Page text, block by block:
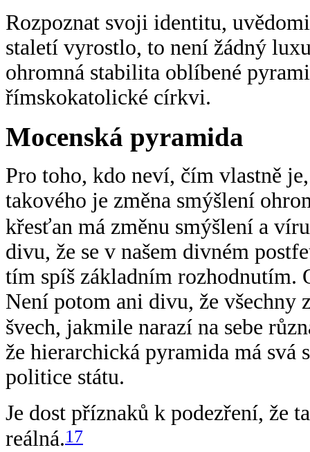
Rozpoznat svoji identitu,
staletí vyrostlo, to není žádný
ohromná stabilita oblíbené
římskokatolické církvi.
Mocenská pyramida
Pro toho, kdo neví, čím vlastně
takového je změna smýšlení
křesťan má změnu smýšlení a
divu, že se v našem divném
tím spíš základním rozhodnutím.
Není potom ani divu, že všechny
švech, jakmile narazí na sebe
že hierarchická pyramida má svá
politice státu.
Je dost příznaků k podezření, že
reálná.17